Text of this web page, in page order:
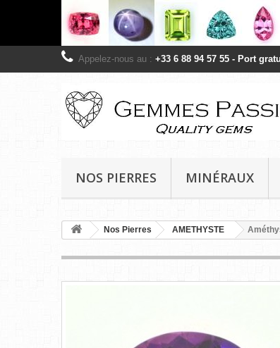
Appelez-nous au : +33 6 88 94 57 55 - Port
NOS PIERRES MINÉRAUX
Nos Pierres AMETHYSTE